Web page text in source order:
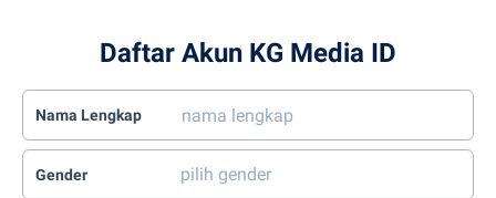
Daftar Akun KG Media ID
Nama Lengkap
Gender